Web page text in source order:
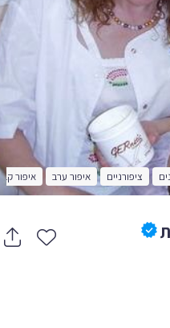
ציפורניים איפור ערב איפור קבוע